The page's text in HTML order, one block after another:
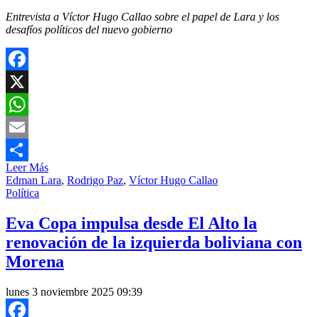
Entrevista a Víctor Hugo Callao sobre el papel de Lara y los
desafíos políticos del nuevo gobierno
Facebook
X
WhatsApp
Email
Compartir
Leer Más
Edman Lara, Rodrigo Paz, Víctor Hugo Callao
Política
Eva Copa impulsa desde El Alto la
renovación de la izquierda boliviana con
Morena
lunes 3 noviembre 2025 09:39